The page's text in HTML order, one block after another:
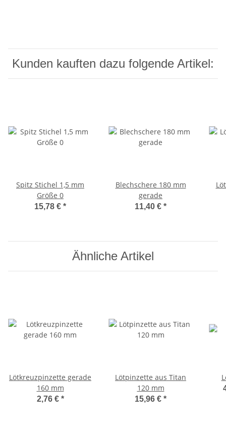
Kunden kauften dazu folgende Artikel:
Spitz Stichel 1,5 mm
Größe 0
15,78 € *
Blechschere 180 mm
gerade
11,40 € *
Ähnliche Artikel
Lötkreuzpinzette gerade
160 mm
2,76 € *
Lötpinzette aus Titan
120 mm
15,96 € *